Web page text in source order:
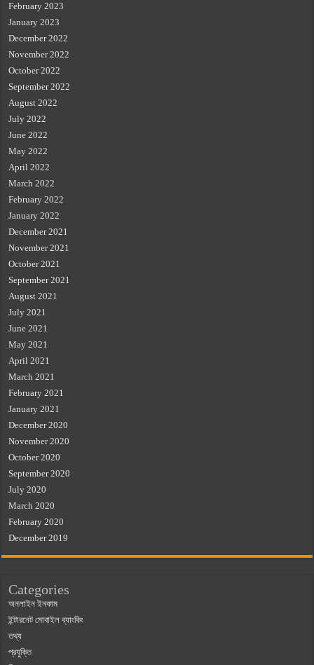
February 2023
January 2023
December 2022
November 2022
October 2022
September 2022
August 2022
July 2022
June 2022
May 2022
April 2022
March 2022
February 2022
January 2022
December 2021
November 2021
October 2021
September 2021
August 2021
July 2021
June 2021
May 2021
April 2021
March 2021
February 2021
January 2021
December 2020
November 2020
October 2020
September 2020
July 2020
March 2020
February 2020
December 2019
Categories
অনলাইন ইনকাম
ইন্টারনেট মোবাইল ব্যাংকিং
তথ্য
প্রযুক্তি